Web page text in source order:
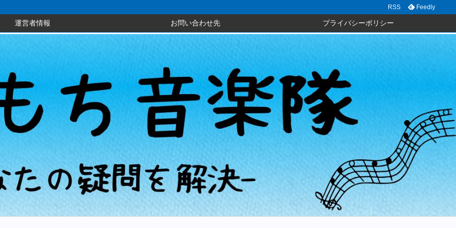
運営者情報 お問い合わせ先 プライバシーポリシー
RSS Feedly